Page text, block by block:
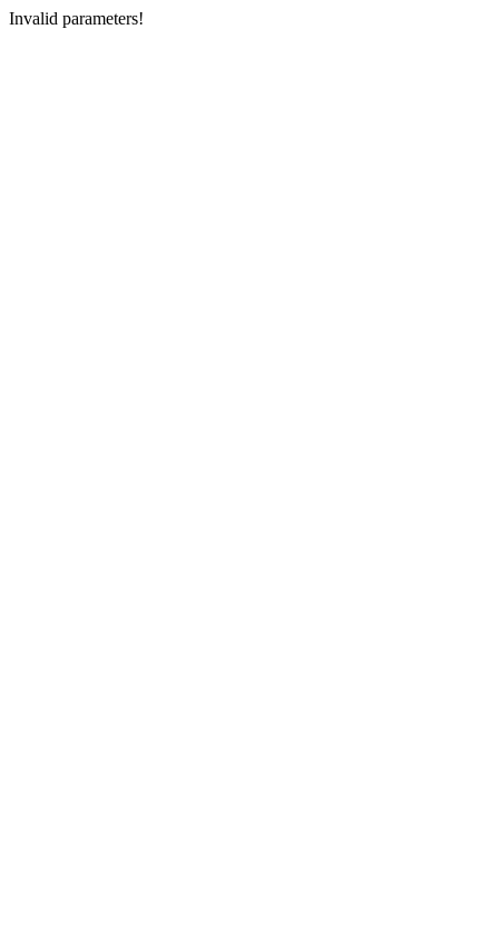
Invalid parameters!